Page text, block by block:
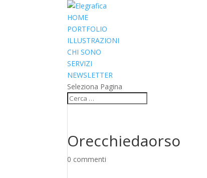
HOME
PORTFOLIO
ILLUSTRAZIONI
CHI SONO
SERVIZI
NEWSLETTER
Seleziona Pagina
Orecchiedaorso
0 commenti